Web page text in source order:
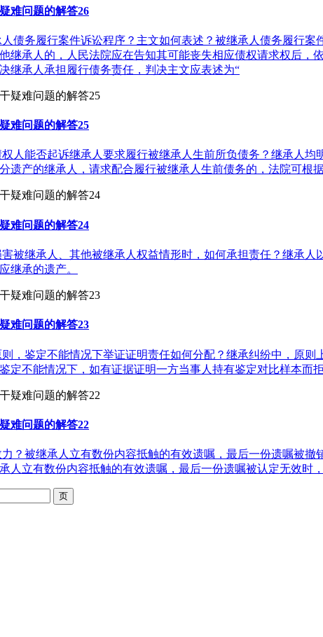
难问题的解答26
债务履行案件诉讼程序？主文如何表述？被继承人债务履行
继承人的，人民法院应在告知其可能丧失相应债权请求权后
继承人承担履行债务责任，判决主文应表述为“
难问题的解答25
人能否起诉继承人要求履行被继承人生前所负债务？继承人
遗产的继承人，请求配合履行被继承人生前债务的，法院可根
难问题的解答24
被继承人、其他被继承人权益情形时，如何承担责任？继承
继承的遗产。
难问题的解答23
，鉴定不能情况下举证证明责任如何分配？继承纠纷中，原
定不能情况下，如有证据证明一方当事人持有鉴定对比样本而
难问题的解答22
？被继承人立有数份内容抵触的有效遗嘱，最后一份遗嘱被
人立有数份内容抵触的有效遗嘱，最后一份遗嘱被认定无效时